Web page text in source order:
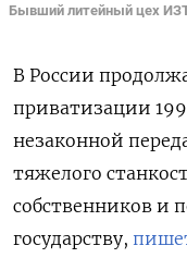
Бывший литейный цех
В России
приватизации
незаконной
тяжелого
собственников и
государству,